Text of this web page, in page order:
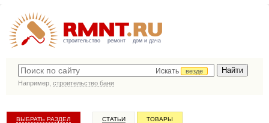
строительство ремонт дом и дача
Искать
везде
Например, строительство бани
ВЫБРАТЬ РАЗДЕЛ СТАТЬИ ТОВАРЫ